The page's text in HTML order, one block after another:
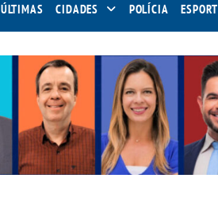
ÚLTIMAS CIDADES POLÍCIA